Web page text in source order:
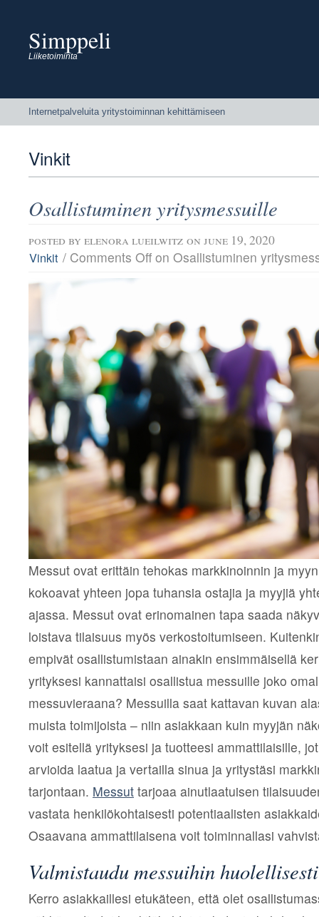
Simppeli
Liiketoiminta
Internetpalveluita yritystoiminnan kehittämiseen
Vinkit
Osallistuminen yritysmessuille
posted by elenora lueilwitz on june 19, 2020
Vinkit / Comments Off on Osallistuminen
Messut ovat erittäin tehokas markkinoinnin ja
kokoavat yhteen jopa tuhansia ostajia ja myyjiä
ajassa. Messut ovat erinomainen tapa saada
loistava tilaisuus myös verkostoitumiseen.
empivät osallistumistaan ainakin ensimmäisellä
yrityksesi kannattaisi osallistua messuille joko
messuvieraana? Messuilla saat kattavan kuvan
muista toimijoista – niin asiakkaan kuin myyjän
voit esitellä yrityksesi ja tuotteesi ammattilaisille,
arvioida laatua ja vertailla sinua ja yritystäsi
tarjontaan. Messut tarjoaa ainutlaatuisen
vastata henkilökohtaisesti potentiaalisten
Osaavana ammattilaisena voit toiminnallasi
Valmistaudu messuihin huolellisesti
Kerro asiakkaillesi etukäteen, että olet